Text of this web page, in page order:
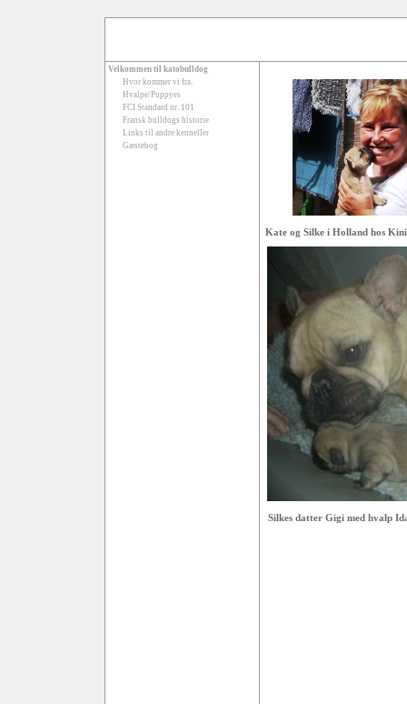
Velkommen til katobulldog
Hvor kommer vi fra.
Hvalpe/Puppyes
FCI Standard nr. 101
Fransk bulldogs historie
Links til andre kenneller
Gæstebog
Kate og Silke i Holland hos
Silkes datter Gigi med hvalp